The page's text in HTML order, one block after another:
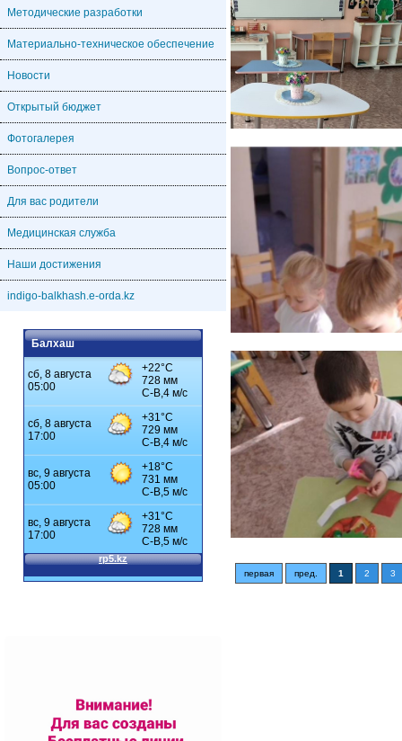
Методические разработки
Материально-техническое обеспечение
Новости
Открытый бюджет
Фотогалерея
Вопрос-ответ
Для вас родители
Медицинская служба
Наши достижения
indigo-balkhash.e-orda.kz
Балхаш
первая пред. 1 2 3